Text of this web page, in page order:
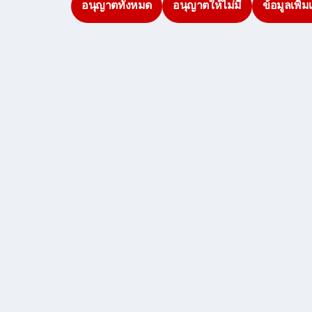
อนุญาตทั้งหมด อนุญาตให้ไม่มี ข้อมูลเพิ่ม